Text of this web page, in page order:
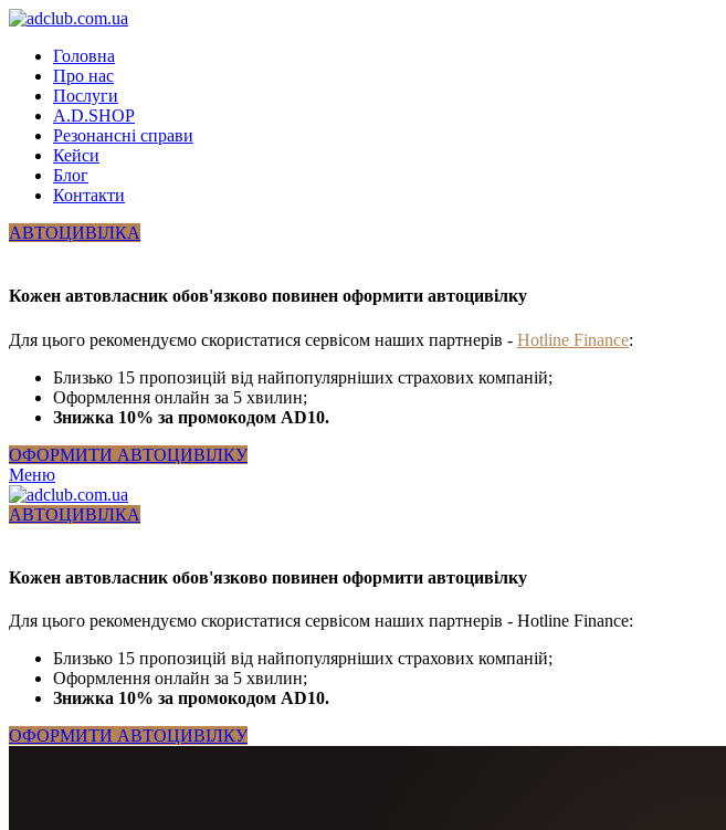
Головна
Про нас
Послуги
A.D.SHOP
Резонансні справи
Кейси
Блог
Контакти
АВТОЦИВІЛКА
Кожен автовласник обов'язково повинен оформити автоцивілку
Для цього рекомендуємо скористатися сервісом наших партнерів - Hotline Finance:
Близько 15 пропозицій від найпопулярніших страхових компаній;
Оформлення онлайн за 5 хвилин;
Знижка 10% за промокодом AD10.
ОФОРМИТИ АВТОЦИВІЛКУ
Меню
АВТОЦИВІЛКА
Кожен автовласник обов'язково повинен оформити автоцивілку
Для цього рекомендуємо скористатися сервісом наших партнерів - Hotline Finance:
Близько 15 пропозицій від найпопулярніших страхових компаній;
Оформлення онлайн за 5 хвилин;
Знижка 10% за промокодом AD10.
ОФОРМИТИ АВТОЦИВІЛКУ